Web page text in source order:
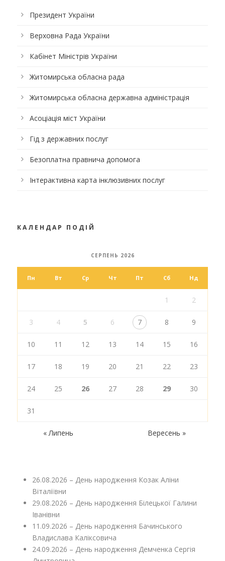
Президент України
Верховна Рада України
Кабінет Міністрів України
Житомирська обласна рада
Житомирська обласна державна адміністрація
Асоціація міст України
Гід з державних послуг
Безоплатна правнича допомога
Інтерактивна карта інклюзивних послуг
КАЛЕНДАР ПОДІЙ
СЕРПЕНЬ 2026
Пн Вт Ср Чт Пт Сб Нд
1 2
3 4 5 6 7 8 9
10 11 12 13 14 15 16
17 18 19 20 21 22 23
24 25 26 27 28 29 30
31
« Липень Вересень »
26.08.2026 – День народження Козак Аліни
Віталіївни
29.08.2026 – День народження Білецької Галини
Іванівни
11.09.2026 – День народження Бачинського
Владислава Каліксовича
24.09.2026 – День народження Демченка Сергія